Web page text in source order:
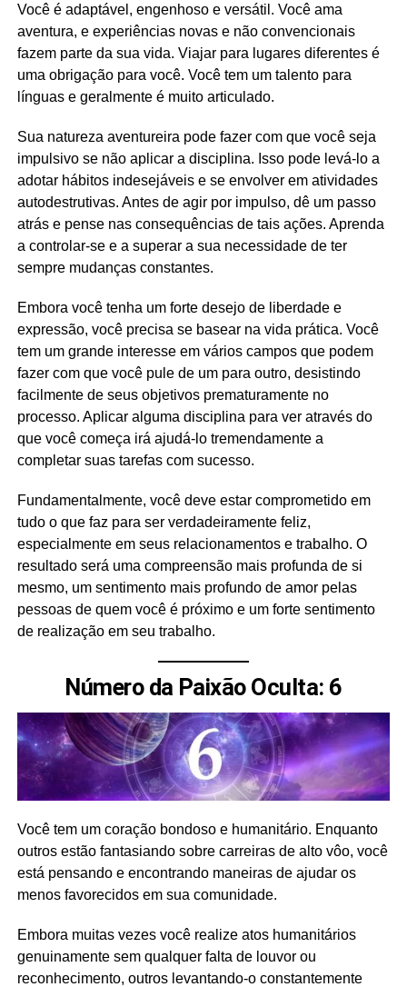
Você é adaptável, engenhoso e versátil. Você ama
aventura, e experiências novas e não convencionais
fazem parte da sua vida. Viajar para lugares diferentes é
uma obrigação para você. Você tem um talento para
línguas e geralmente é muito articulado.
Sua natureza aventureira pode fazer com que você seja
impulsivo se não aplicar a disciplina. Isso pode levá-lo a
adotar hábitos indesejáveis e se envolver em atividades
autodestrutivas. Antes de agir por impulso, dê um passo
atrás e pense nas consequências de tais ações. Aprenda
a controlar-se e a superar a sua necessidade de ter
sempre mudanças constantes.
Embora você tenha um forte desejo de liberdade e
expressão, você precisa se basear na vida prática. Você
tem um grande interesse em vários campos que podem
fazer com que você pule de um para outro, desistindo
facilmente de seus objetivos prematuramente no
processo. Aplicar alguma disciplina para ver através do
que você começa irá ajudá-lo tremendamente a
completar suas tarefas com sucesso.
Fundamentalmente, você deve estar comprometido em
tudo o que faz para ser verdadeiramente feliz,
especialmente em seus relacionamentos e trabalho. O
resultado será uma compreensão mais profunda de si
mesmo, um sentimento mais profundo de amor pelas
pessoas de quem você é próximo e um forte sentimento
de realização em seu trabalho.
Número da Paixão Oculta: 6
Você tem um coração bondoso e humanitário. Enquanto
outros estão fantasiando sobre carreiras de alto vôo, você
está pensando e encontrando maneiras de ajudar os
menos favorecidos em sua comunidade.
Embora muitas vezes você realize atos humanitários
genuinamente sem qualquer falta de louvor ou
reconhecimento, outros levantando-o constantemente